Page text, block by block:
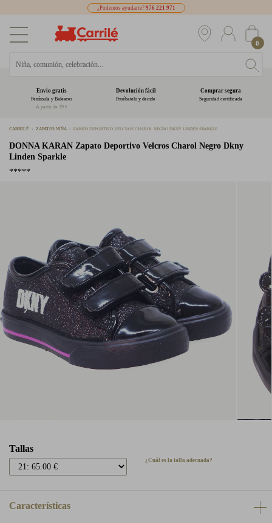
¿Podemos ayudarte? 976 221 971
0
Envío gratis
Península y Baleares
A partir de 39 €
Devolución fácil
Pruébatelo y decide
Comprar segura
Seguridad certificada
CARRILÉ ZAPATOS NIÑA ZAPATO DEPORTIVO VELCROS CHAROL NEGRO DKNY LINDEN SPARKLE
DONNA KARAN Zapato Deportivo Velcros Charol Negro Dkny
Linden Sparkle
*****
Tallas
¿Cuál es la talla adecuada?
Características